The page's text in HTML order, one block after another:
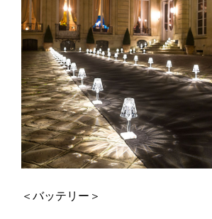
＜バッテリー＞